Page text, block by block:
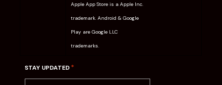
Apple App Store is a Apple Inc.
trademark. Android & Google
Play are Google LLC
trademarks.
STAY UPDATED *